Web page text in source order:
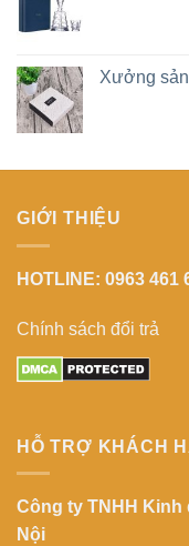
Xưởng
GIỚI THIỆU
HOTLINE: 0963 461
Chính sách đổi trả
HỖ TRỢ KHÁCH
Công ty TNHH Kinh
Nội